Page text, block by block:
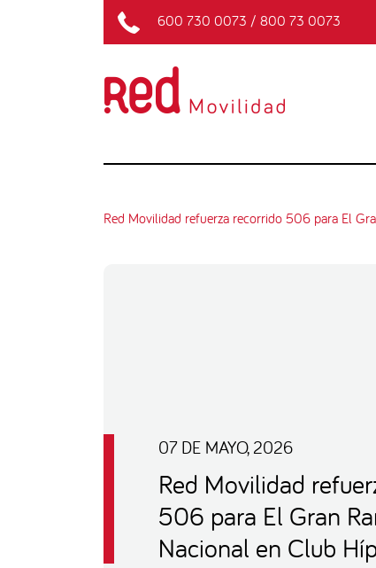
600 730 0073 / 800 73 0073
Red Movilidad refuerza recorrido 506 para El
07 DE MAYO, 2026
Red Movilidad
506 para El Gran
Nacional en Club